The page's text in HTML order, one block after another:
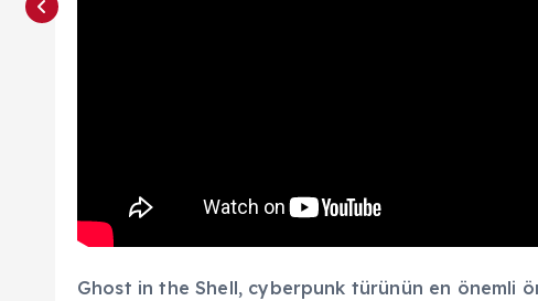
Ghost in the Shell, cyberpunk türünün en önemli